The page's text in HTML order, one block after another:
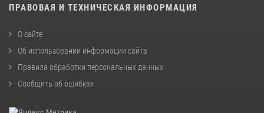
ПРАВОВАЯ И ТЕХНИЧЕСКАЯ ИНФОРМАЦИЯ
О сайте
Об использовании информации сайта
Правила обработки персональных данных
Сообщить об ошибках